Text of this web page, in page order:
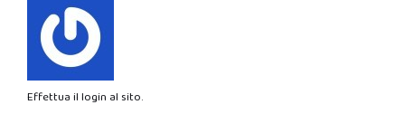
Effettua il login al sito.